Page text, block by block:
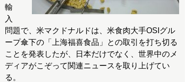
輸
入
問題で、米マクドナルドは、米食肉大手OSIグル
ープ傘下の「上海福喜食品」との取引を打ち切る
ことを発表したが、日本だけでなく、世界中のメ
ディアがこぞって関連ニュースを取り上げてい
る。